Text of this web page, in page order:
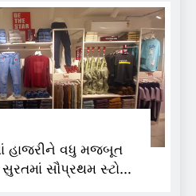
હાજરીને વધુ મજબૂત
સૌપ્રથમ સ્ટોર